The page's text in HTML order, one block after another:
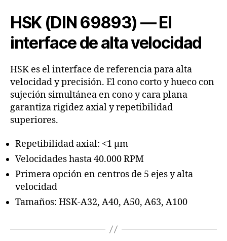
HSK (DIN 69893) — El
interface de alta velocidad
HSK es el interface de referencia para alta
velocidad y precisión. El cono corto y hueco con
sujeción simultánea en cono y cara plana
garantiza rigidez axial y repetibilidad
superiores.
Repetibilidad axial: <1 µm
Velocidades hasta 40.000 RPM
Primera opción en centros de 5 ejes y alta
velocidad
Tamaños: HSK-A32, A40, A50, A63, A100